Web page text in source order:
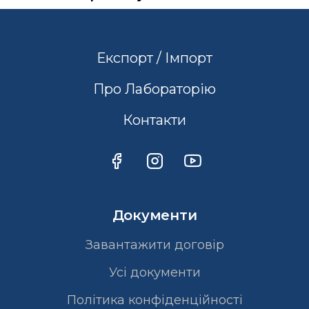
Експорт / Імпорт
Про Лабораторію
Контакти
Документи
Завантажити договір
Усі документи
Політика конфіденційності